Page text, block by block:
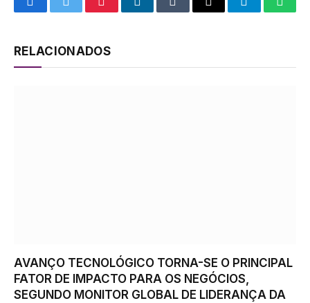
FacebookTwitterPinterestLinkedInTumblrEmail Telegram
RELACIONADOS
AVANÇO TECNOLÓGICO TORNA-SE O PRINCIPAL
FATOR DE IMPACTO PARA OS NEGÓCIOS,
SEGUNDO MONITOR GLOBAL DE LIDERANÇA DA